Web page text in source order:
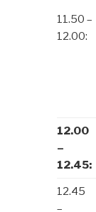
11.50 –
12.00:
12.00
–
12.45:
12.45
–